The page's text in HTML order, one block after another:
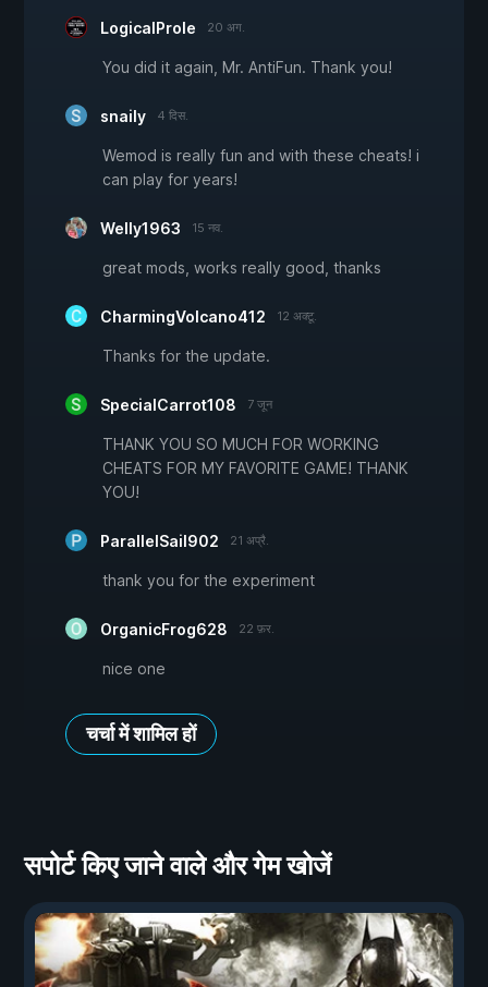
LogicalProle 20 अग.
You did it again, Mr. AntiFun. Thank you!
snaily 4 दिस.
Wemod is really fun and with these cheats! i
can play for years!
Welly1963 15 नव.
great mods, works really good, thanks
CharmingVolcano412 12 अक्टू.
Thanks for the update.
SpecialCarrot108 7 जून
THANK YOU SO MUCH FOR WORKING
CHEATS FOR MY FAVORITE GAME! THANK
YOU!
ParallelSail902 21 अप्रै.
thank you for the experiment
OrganicFrog628 22 फ़र.
nice one
चर्चा में शामिल हों
सपोर्ट किए जाने वाले और गेम खोजें